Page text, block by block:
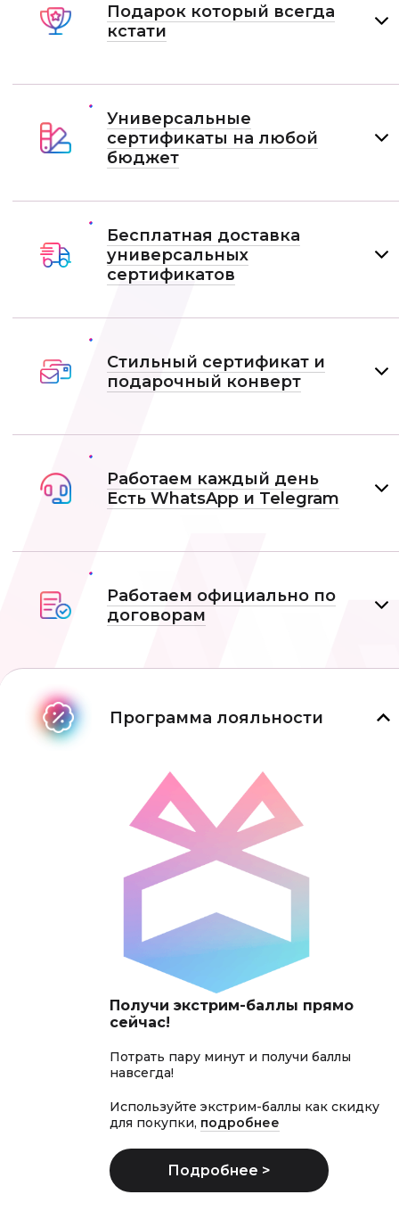
Подарок который всегда
кстати
Универсальные
сертификаты на любой
бюджет
Бесплатная доставка
универсальных
сертификатов
Стильный сертификат и
подарочный конверт
Работаем каждый день
Есть WhatsApp и Telеgram
Работаем официально по
договорам
Программа лояльности
Получи экстрим-баллы прямо
сейчас!
Потрать пару минут и получи баллы
навсегда!
Используйте экстрим-баллы как скидку
для покупки, подробнее